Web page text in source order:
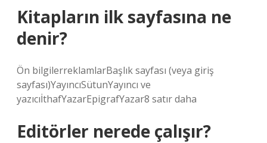
Kitapların ilk sayfasına ne
denir?
Ön bilgilerreklamlarBaşlık sayfası (veya giriş
sayfası)YayıncıSütunYayıncı ve
yazıcıİthafYazarEpigrafYazar8 satır daha
Editörler nerede çalışır?